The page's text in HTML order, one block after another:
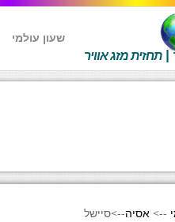
| תחזית מזג אוויר
שעון עולמי
--> אסיה-->סיישל